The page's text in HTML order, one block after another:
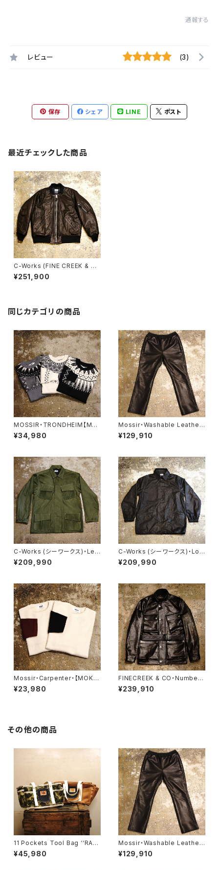
通報する
レビュー (3)
保存 シェア LINE ポスト
最近チェックした商品
C-Works (FINE CREEK & C
O)・Lea・【CWJK028】
¥251,900
同じカテゴリの商品
MOSSIR・TRONDHEIM【MO
KN001】
¥34,980
Mossir・Washable Leather
Pants ‘‘LALK’’【MOPT022】
¥129,910
C-Works (シーワークス)・Lel
va【CWJK024】
¥209,990
C-Works (シーワークス)・Lo
mbardi【CWJK008】
¥209,990
Mossir・Carpenter・【MOKN
004】
¥23,980
FINECREEK & CO・Number.
7【ACCO002】
¥239,910
その他の商品
11 Pockets Tool Bag ‘‘RA
W’’
¥45,980
Mossir・Washable Leather
Pants ‘‘LALK’’【MOPT022】
¥129,910